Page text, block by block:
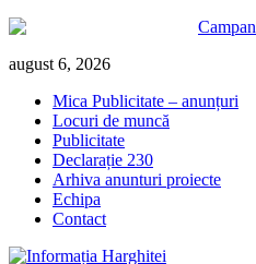
Skip
content
august 6, 2026
Mica Publicitate – anunțuri
Locuri de muncă
Publicitate
Declarație 230
Arhiva anunturi proiecte
Echipa
Contact